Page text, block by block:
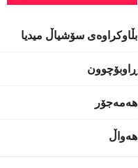
بڵاوکراوەی سۆشیاڵ میدیا
ڕاوبۆچوون
هەمەجۆر
هەواڵ